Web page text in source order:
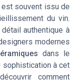
est souvent issu de
du vin.
authentique à
modernes
dans le
sophistication à cet
comment